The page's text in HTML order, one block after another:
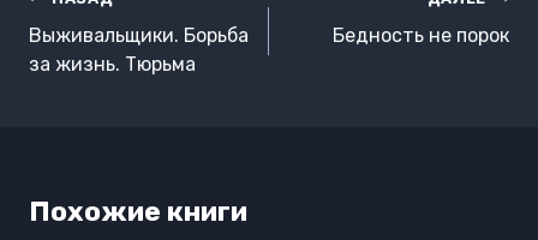
по
записям
Выживальщики. Борьба
за жизнь. Тюрьма
Бедность не порок
Похожие книги